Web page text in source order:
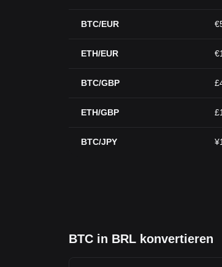
BTC/EUR
ETH/EUR
BTC/GBP
ETH/GBP
BTC/JPY
BTC in BRL konvertieren